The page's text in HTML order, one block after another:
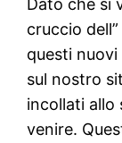
Dato che si
cruccio
questi
sul nostro
incollati allo
venire.